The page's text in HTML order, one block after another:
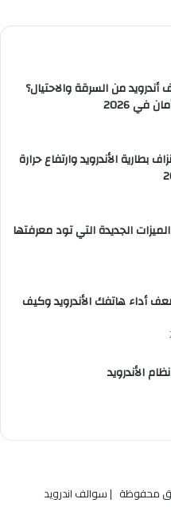
من السرقة والاحتيال؟
في 2026
بطارية الأندرويد وارتفاع حرارة
أداء هاتفك الأندرويد وكيف
الأندرويد